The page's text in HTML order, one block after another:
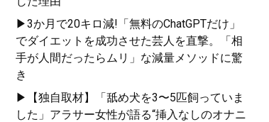
▶3か月で20キロ減!「無料のChatGPTだけ」
でダイエットを成功させた芸人を直撃。「相
手が人間だったらムリ」な減量メソッドに驚
き
▶【独自取材】「舐め犬を3〜5匹飼っていま
した」アラサー女性が語る“挿入なしのオナニ